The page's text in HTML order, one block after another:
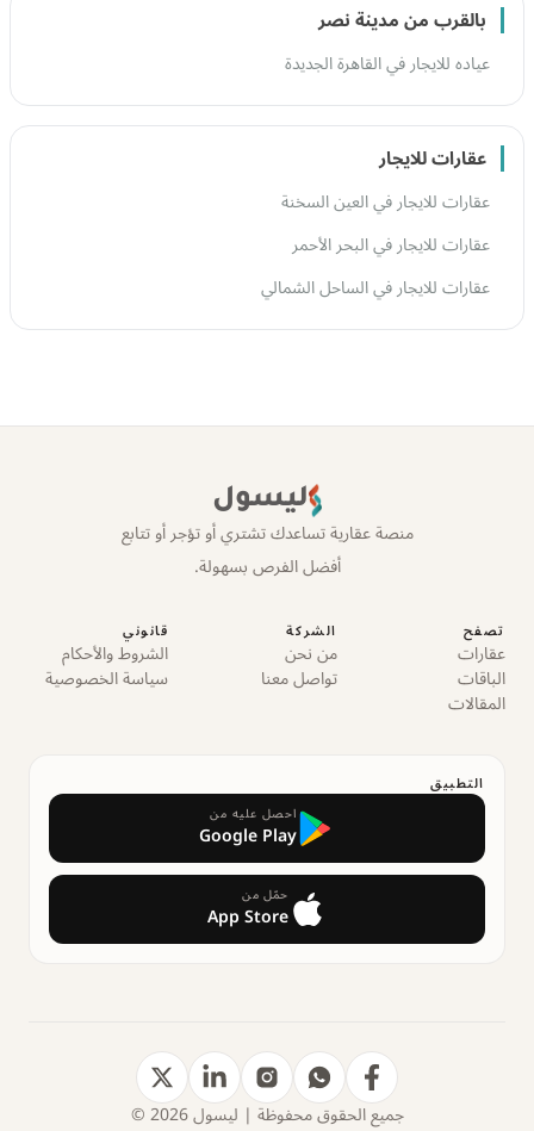
بالقرب من مدينة نصر
عياده للايجار في القاهرة الجديدة
عقارات للايجار
عقارات للايجار في العين السخنة
عقارات للايجار في البحر الأحمر
عقارات للايجار في الساحل الشمالي
ليسول
منصة عقارية تساعدك تشتري أو تؤجر أو تتابع
أفضل الفرص بسهولة.
تصفح
عقارات
الباقات
المقالات
الشركة
من نحن
تواصل معنا
قانوني
الشروط والأحكام
سياسة الخصوصية
التطبيق
احصل عليه من
Google Play
حمّل من
App Store
جميع الحقوق محفوظة | ليسول 2026 ©